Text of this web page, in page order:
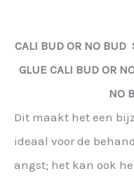
CALI BUD OR NO BUD
GLUE CALI BUD OR
NO
Dit maakt het een
ideaal voor de
angst; het kan ook